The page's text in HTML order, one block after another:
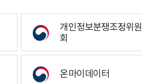
개인정보분쟁조정위원
회
온마이데이터